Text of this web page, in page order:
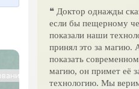
/ Другие новости /
❝ Доктор однажды
если бы пещерному
показали наши
принял это за магию.
показать
магию, он примет её
технологию. Мы